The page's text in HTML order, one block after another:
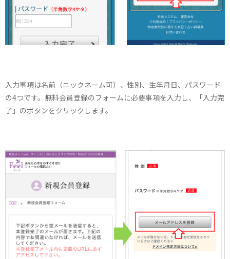
入力事項は名前（ニックネーム可）、性別、生年月日、パスワード
の4つです。無料会員登録のフォームに必要事項を入力し、「入力完
了」のボタンをクリックします。